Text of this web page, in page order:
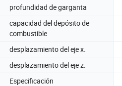
profundidad de garganta
capacidad del depósito de
combustible
desplazamiento del eje x.
desplazamiento del eje z.
Especificación